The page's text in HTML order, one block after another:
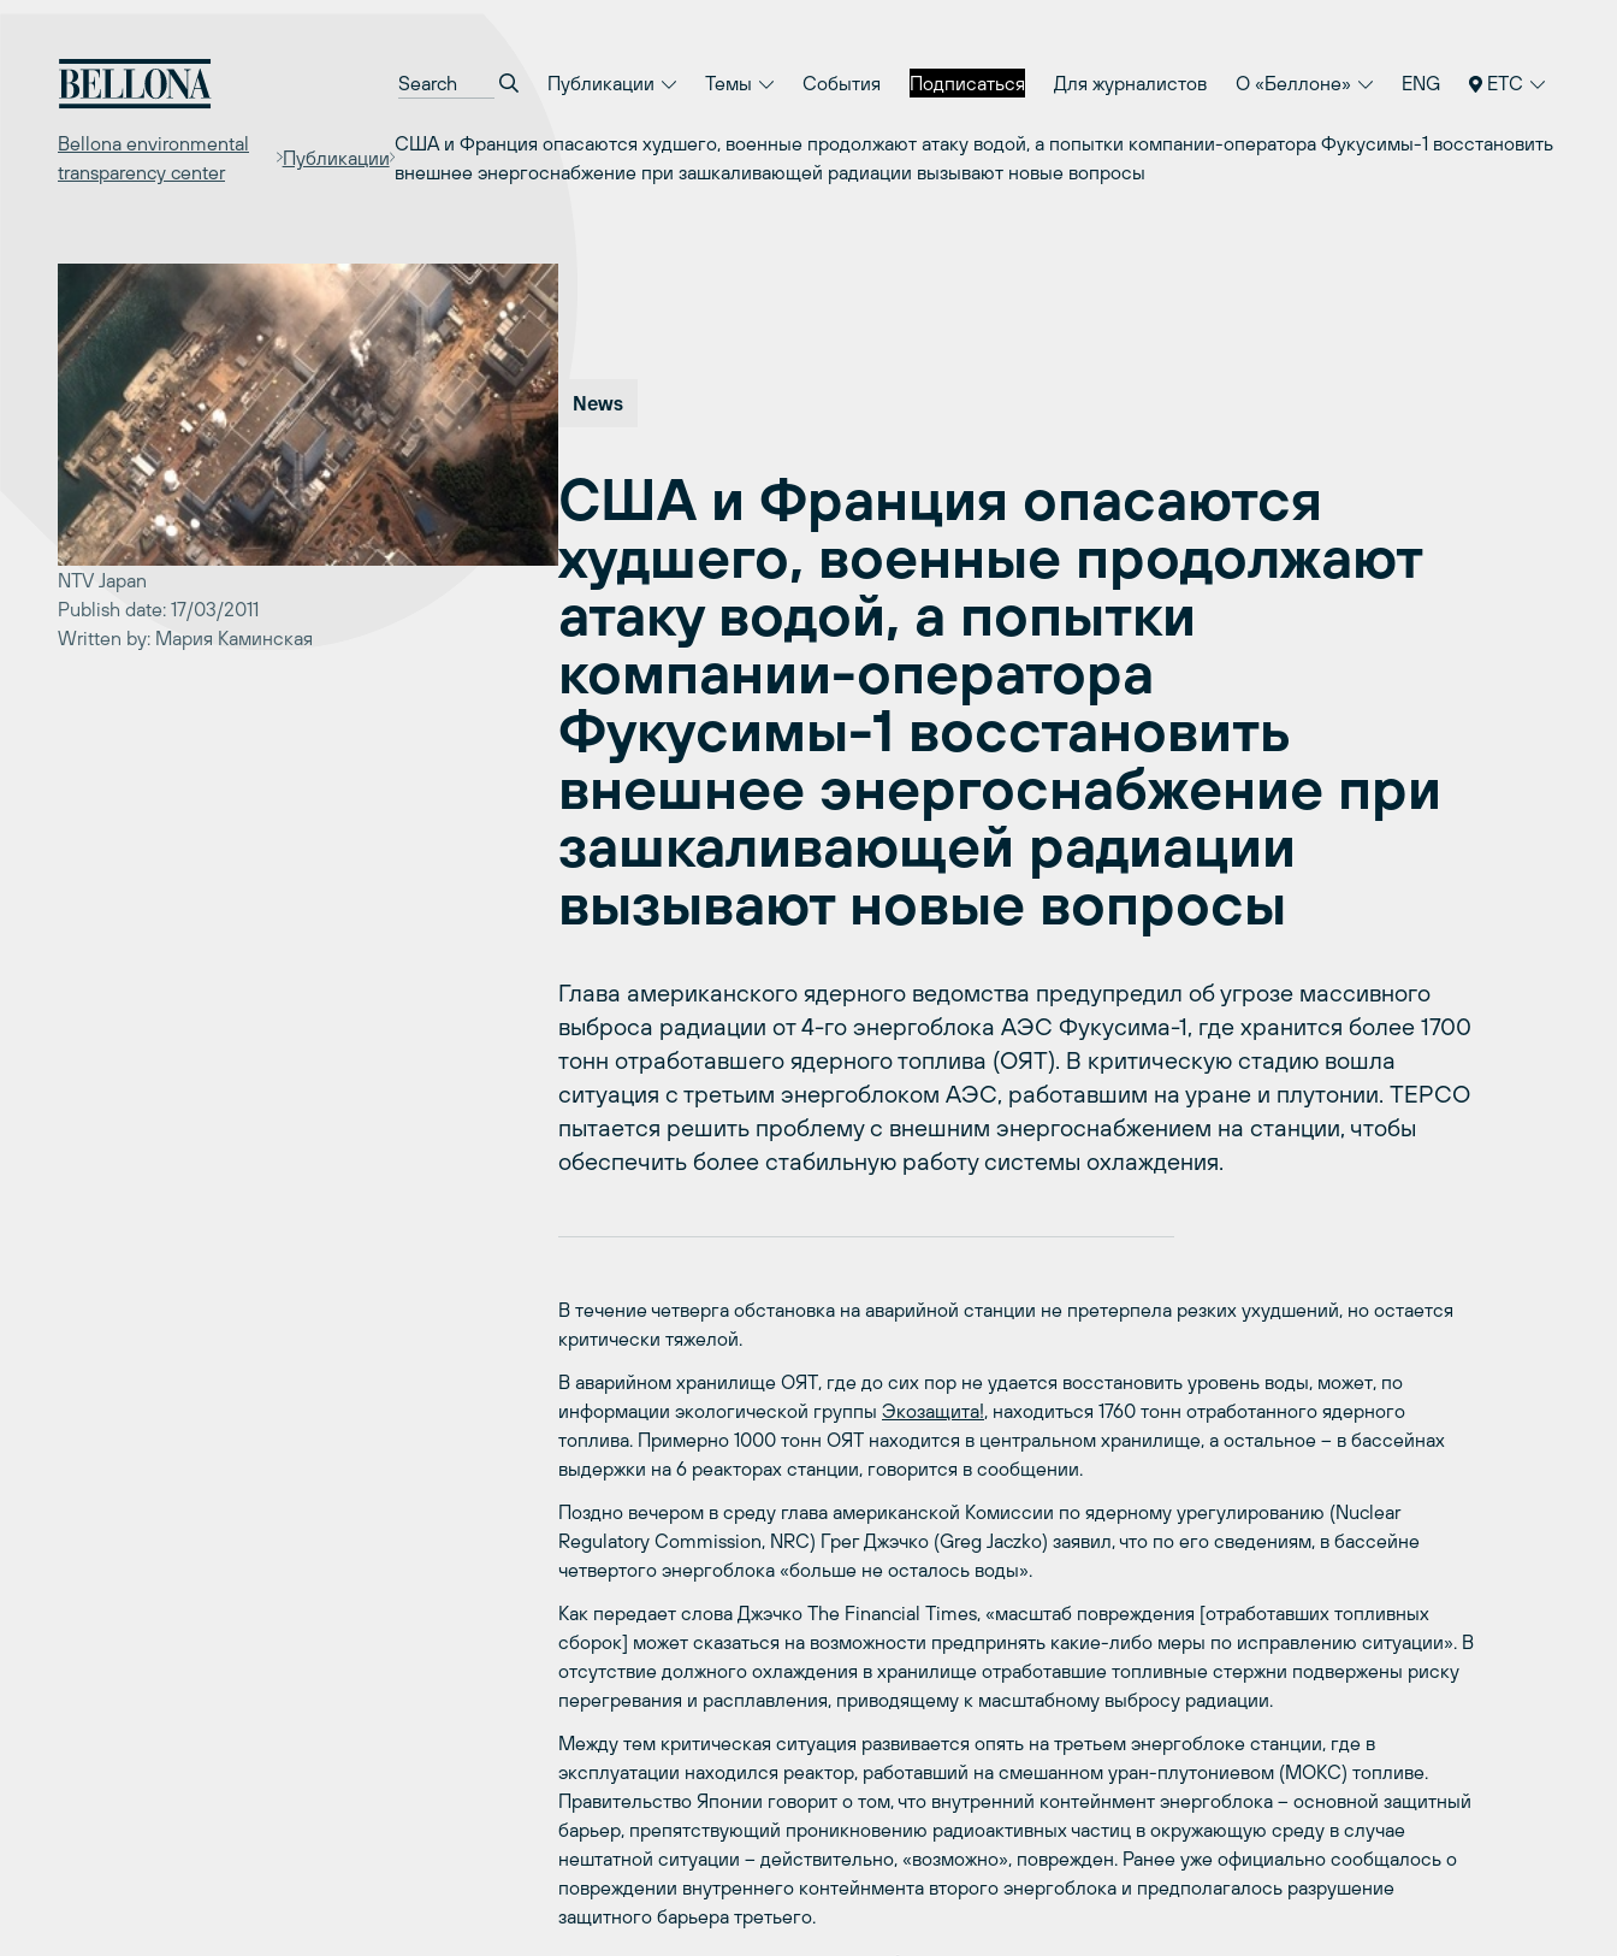
содержимому
Публикации Темы События Подписаться Для журналистов О «Беллоне» ENG ETC
Bellona environmental
transparency center
Публикации
США и Франция опасаются худшего, военные продолжают атаку водой, а попытки компании-оператора Фукусимы-1 восстановить
внешнее энергоснабжение при зашкаливающей радиации вызывают новые вопросы
NTV Japan
Publish date: 17/03/2011
Written by: Мария Каминская
News
США и Франция опасаются
худшего, военные продолжают
атаку водой, а попытки
компании-оператора
Фукусимы-1 восстановить
внешнее энергоснабжение при
зашкаливающей радиации
вызывают новые вопросы
Глава американского ядерного ведомства предупредил об угрозе массивного
выброса радиации от 4-го энергоблока АЭС Фукусима-1, где хранится более 1700
тонн отработавшего ядерного топлива (ОЯТ). В критическую стадию вошла
ситуация с третьим энергоблоком АЭС, работавшим на уране и плутонии. TEPCO
пытается решить проблему с внешним энергоснабжением на станции, чтобы
обеспечить более стабильную работу системы охлаждения.
В течение четверга обстановка на аварийной станции не претерпела резких ухудшений, но остается
критически тяжелой.
В аварийном хранилище ОЯТ, где до сих пор не удается восстановить уровень воды, может, по
информации экологической группы Экозащита!, находиться 1760 тонн отработанного ядерного
топлива. Примерно 1000 тонн ОЯТ находится в центральном хранилище, а остальное – в бассейнах
выдержки на 6 реакторах станции, говорится в сообщении.
Поздно вечером в среду глава американской Комиссии по ядерному урегулированию (Nuclear
Regulatory Commission, NRC) Грег Джэчко (Greg Jaczko) заявил, что по его сведениям, в бассейне
четвертого энергоблока «больше не осталось воды».
Как передает слова Джэчко The Financial Times, «масштаб повреждения [отработавших топливных
сборок] может сказаться на возможности предпринять какие-либо меры по исправлению ситуации». В
отсутствие должного охлаждения в хранилище отработавшие топливные стержни подвержены риску
перегревания и расплавления, приводящему к масштабному выбросу радиации.
Между тем критическая ситуация развивается опять на третьем энергоблоке станции, где в
эксплуатации находился реактор, работавший на смешанном уран-плутониевом (МОКС) топливе.
Правительство Японии говорит о том, что внутренний контейнмент энергоблока – основной защитный
барьер, препятствующий проникновению радиоактивных частиц в окружающую среду в случае
нештатной ситуации – действительно, «возможно», поврежден. Ранее уже официально сообщалось о
повреждении внутреннего контейнмента второго энергоблока и предполагалось разрушение
защитного барьера третьего.